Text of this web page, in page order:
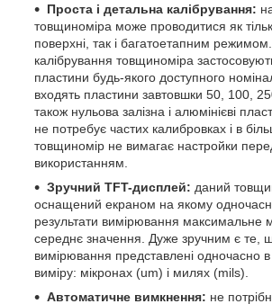
Проста і детальна калібрування:
товщиноміра може проводитися як
поверхні, так і багатоетапним
калібрування товщиноміра
пластини будь-якого доступного
входять пластини завтовшки 50, 100,
також нульова залізна і алюмінієві
не потребує частих калибровках і в
товщиномір не вимагає настройки
використанням.
Зручний TFT-дисплей: даний
оснащений екраном на якому
результати вимірювання максимальне
середнє значення. Дуже зручним є те,
вимірювання представлені одночасно
виміру: мікронах (um) і милях (mils).
Автоматичне вимкнення: не